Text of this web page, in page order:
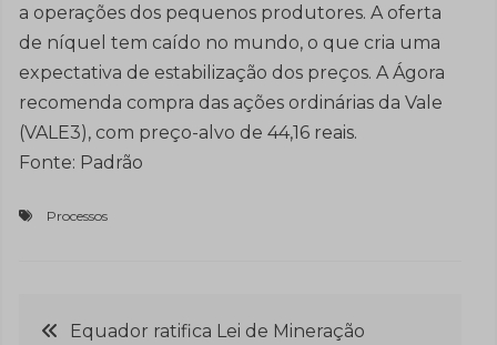
a operações dos pequenos produtores. A oferta
de níquel tem caído no mundo, o que cria uma
expectativa de estabilização dos preços. A Ágora
recomenda compra das ações ordinárias da Vale
(VALE3), com preço-alvo de 44,16 reais.
Fonte: Padrão
Processos
Navegação
Equador ratifica Lei de Mineração